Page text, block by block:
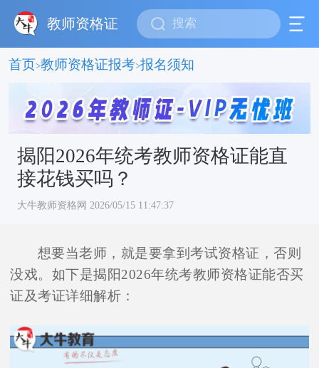
教师资格证
首页>教师资格证报考>报名须知
揭阳2026年统考教师资格证能直
接花钱买吗？
大牛教师资格网 2026/05/15 11:47:37
想要当老师，就是要拿到考试资格证，否则
没戏。如下是揭阳2026年统考教师资格证能否买
证及考证详细解析：